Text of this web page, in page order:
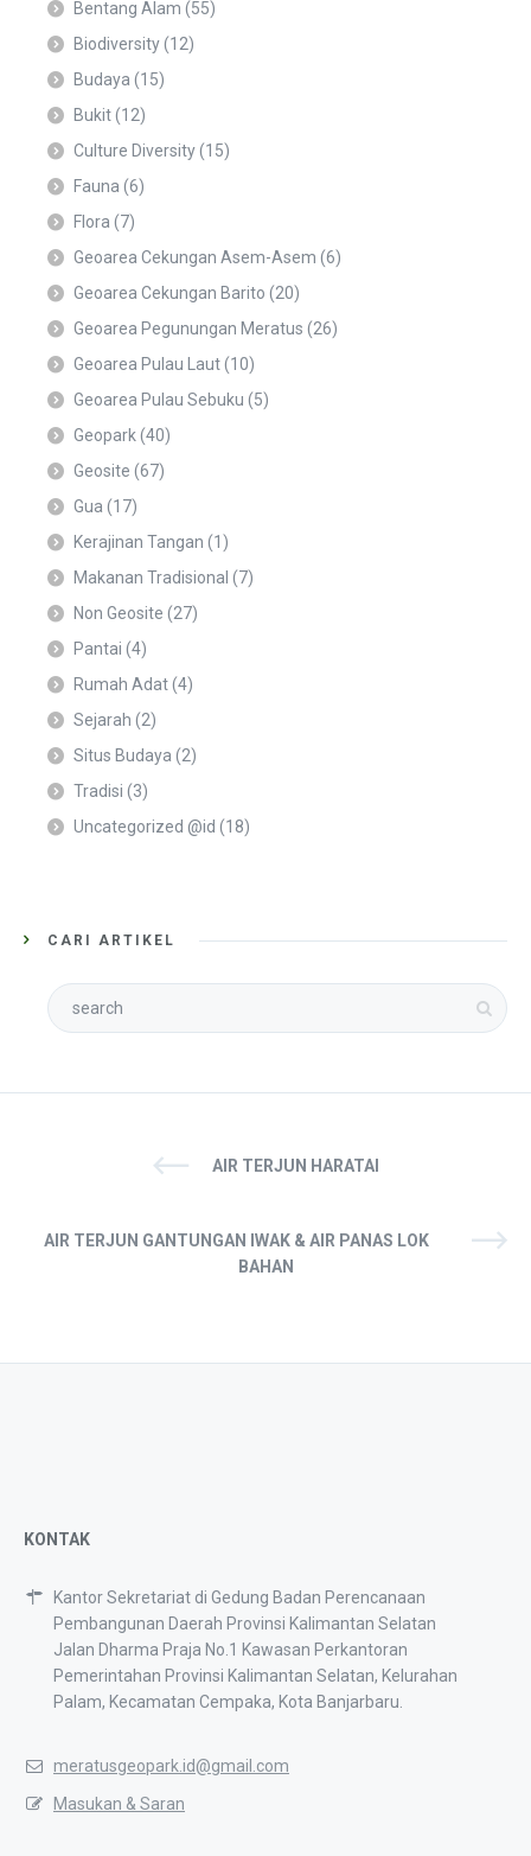
Bentang Alam (55)
Biodiversity(12)
Budaya (15)
Bukit(12)
Culture Diversity(15)
Fauna (6)
Flora (7)
Geoarea Cekungan Asem-Asem (6)
Geoarea Cekungan Barito (20)
Geoarea Pegunungan Meratus (26)
Geoarea Pulau Laut(10)
Geoarea Pulau Sebuku (5)
Geopark (40)
Geosite (67)
Gua (17)
Kerajinan Tangan (1)
Makanan Tradisional (7)
Non Geosite (27)
Pantai (4)
Rumah Adat(4)
Sejarah (2)
Situs Budaya (2)
Tradisi (3)
Uncategorized @id (18)
CARI ARTIKEL
AIR TERJUN HARATAI
AIR TERJUN GANTUNGAN IWAK & AIR PANAS LOK
BAHAN
KONTAK
Kantor Sekretariat di Gedung Badan Perencanaan
Pembangunan Daerah Provinsi Kalimantan Selatan
Jalan Dharma Praja No.1 Kawasan Perkantoran
Pemerintahan Provinsi Kalimantan Selatan, Kelurahan
Palam, Kecamatan Cempaka, Kota Banjarbaru.
meratusgeopark.id@gmail.com
Masukan & Saran